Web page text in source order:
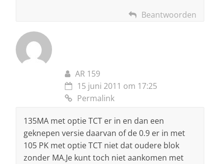
Beantwoorden
AR 159
15 juni 2011 om 17:25
Permalink
135MA met optie TCT er in en dan een
geknepen versie daarvan of de 0.9 er in met
105 PK met optie TCT niet dat oudere blok
zonder MA.Je kunt toch niet aankomen met